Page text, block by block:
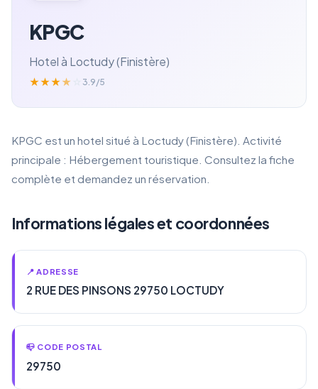
KPGC
Hotel à Loctudy (Finistère)
★★★★ 3.9/5
KPGC est un hotel situé à Loctudy (Finistère). Activité
principale : Hébergement touristique. Consultez la fiche
complète et demandez un réservation.
Informations légales et coordonnées
📍 ADRESSE
2 RUE DES PINSONS 29750 LOCTUDY
📪 CODE POSTAL
29750